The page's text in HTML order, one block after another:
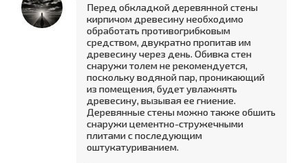
Перед обкладкой деревянной стены
кирпичом древесину необходимо
обработать противогрибковым
средством, двукратно пропитав им
древесину через день. Обивка стен
снаружи толем не рекомендуется,
поскольку водяной пар, проникающий
из помещения, будет увлажнять
древесину, вызывая ее гниение.
Деревянные стены можно также обшить
снаружи цементно-стружечными
плитами с последующим
оштукатуриванием.